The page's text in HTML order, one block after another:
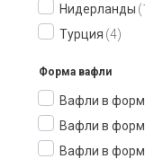
Нидерланды 1
Турция 4
Форма вафли
Вафли в
Вафли в
Вафли в